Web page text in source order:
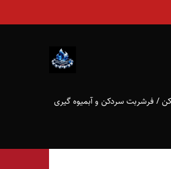
/ فرشربت سردکن و آبمیوه گیری